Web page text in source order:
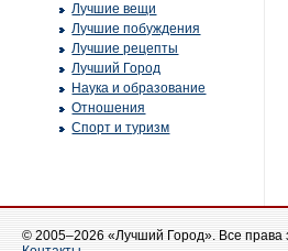
Лучшие вещи
Лучшие побуждения
Лучшие рецепты
Лучший Город
Наука и образование
Отношения
Спорт и туризм
© 2005–2026 «Лучший Город». Все